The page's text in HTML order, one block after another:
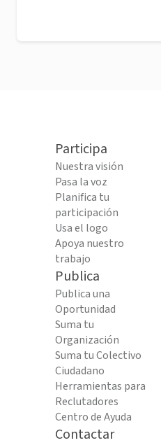
Participa
Nuestra visión
Pasa la voz
Planifica tu
participación
Usa el logo
Apoya nuestro
trabajo
Publica
Publica una
Oportunidad
Suma tu
Organización
Suma tu Colectivo
Ciudadano
Herramientas para
Reclutadores
Centro de Ayuda
Contactar